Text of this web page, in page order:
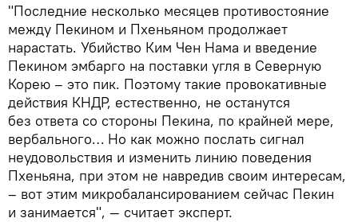
"Последние несколько месяцев противостояние
между Пекином и Пхеньяном продолжает
нарастать. Убийство Ким Чен Нама и введение
Пекином эмбарго на поставки угля в Северную
Корею – это пик. Поэтому такие провокативные
действия КНДР, естественно, не останутся
без ответа со стороны Пекина, по крайней мере,
вербального… Но как можно послать сигнал
неудовольствия и изменить линию поведения
Пхеньяна, при этом не навредив своим интересам,
– вот этим микробалансированием сейчас Пекин
и занимается", — считает эксперт.